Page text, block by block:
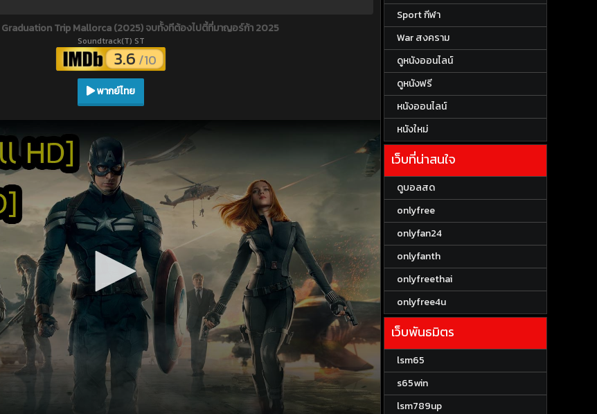
Graduation Trip Mallorca (2025) จบทั้งทีต้องไปตี้ที่มาญอร์ก้า 2025
Soundtrack(T) ST
3.6 /10
พากย์ไทย
Sport กีฬา
War สงคราม
ดูหนังออนไลน์
ดูหนังฟรี
หนังออนไลน์
หนังใหม่
เว็บที่น่าสนใจ
ดูบอลสด
onlyfree
onlyfan24
onlyfanth
onlyfreethai
onlyfree4u
เว็บพันธมิตร
lsm65
s65win
lsm789up